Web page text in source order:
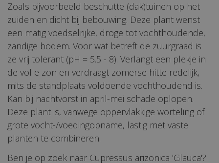
Zoals bijvoorbeeld beschutte (dak)tuinen op het
zuiden en dicht bij bebouwing. Deze plant wenst
een matig voedselrijke, droge tot vochthoudende,
zandige bodem. Voor wat betreft de zuurgraad is
ze vrij tolerant (pH = 5.5 - 8). Verlangt een plekje in
de volle zon en verdraagt zomerse hitte redelijk,
mits de standplaats voldoende vochthoudend is.
Kan bij nachtvorst in april-mei schade oplopen.
Deze plant is, vanwege oppervlakkige worteling of
grote vocht-/voedingopname, lastig met vaste
planten te combineren.
Ben je op zoek naar Cupressus arizonica 'Glauca'?